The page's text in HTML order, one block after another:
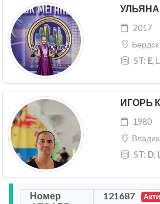
2017
Бердск
ST: E,
ИГОРЬ
1980
ST: D,
Номер
121687